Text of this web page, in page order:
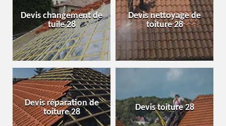
Devis changement de
tuile 28
Devis nettoyage de
toiture 28
Devis réparation de
toiture 28
Devis toiture 28